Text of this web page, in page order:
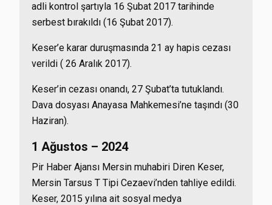
adli kontrol şartıyla 16 Şubat 2017 tarihinde
serbest bırakıldı (16 Şubat 2017).
Keser’e karar duruşmasında 21 ay hapis cezası
verildi ( 26 Aralık 2017).
Keser’in cezası onandı, 27 Şubat’ta tutuklandı.
Dava dosyası Anayasa Mahkemesi’ne taşındı (30
Haziran).
1 Ağustos – 2024
Pir Haber Ajansı Mersin muhabiri Diren Keser,
Mersin Tarsus T Tipi Cezaevi’nden tahliye edildi.
Keser, 2015 yılına ait sosyal medya